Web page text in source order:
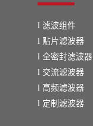
l 滤波组件
l 贴片滤波器
l 全密封滤波器
l 交流滤波器
l 高频滤波器
l 定制滤波器